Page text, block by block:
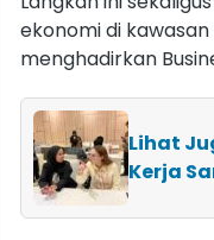
ekonomi di
menghadirkan
Lihat
Kerja